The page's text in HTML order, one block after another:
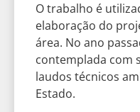
O trabalho é
elaboração do
área. No ano
contemplada com
laudos técnicos
Estado.